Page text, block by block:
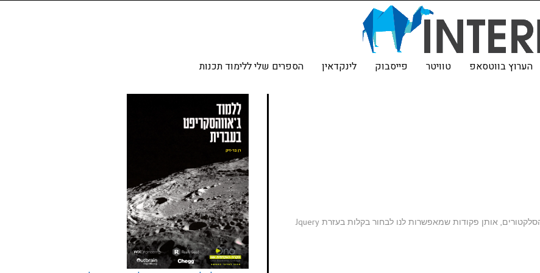
הערוץ בווטסאפ טוויטר פייסבוק לינקדאין הספרים שלי ללימוד תכנות
מאמר זה ממשיך את סדרת המאמרים על Jquery ומספר על הסלקטורים, אותן פקודות שמאפשרות לנו לבחור בקלות בעזרת Jquery